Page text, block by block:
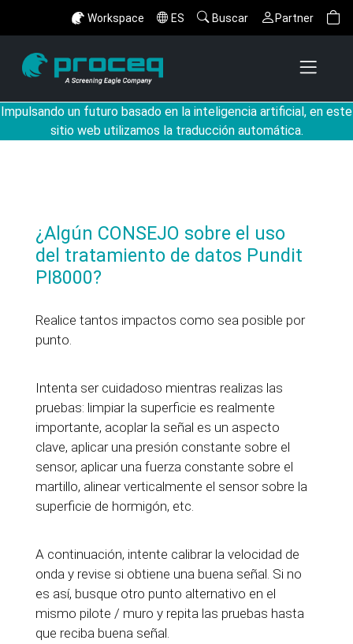
Workspace ES Buscar Partner
Impulsando un futuro basado en la inteligencia artificial, en este
sitio web utilizamos la traducción automática.
¿Algún CONSEJO sobre el uso
del tratamiento de datos Pundit
PI8000?
Realice tantos impactos como sea posible por
punto.
Intenta ser cuidadoso mientras realizas las
pruebas: limpiar la superficie es realmente
importante, acoplar la señal es un aspecto
clave, aplicar una presión constante sobre el
sensor, aplicar una fuerza constante sobre el
martillo, alinear verticalmente el sensor sobre la
superficie de hormigón, etc.
A continuación, intente calibrar la velocidad de
onda y revise si obtiene una buena señal. Si no
es así, busque otro punto alternativo en el
mismo pilote / muro y repita las pruebas hasta
que reciba buena señal.